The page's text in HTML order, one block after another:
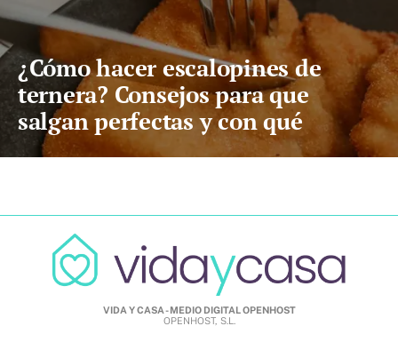
¿Cómo hacer escalopines de
ternera? Consejos para que
salgan perfectas y con qué
acompañarlos
VIDA Y CASA - MEDIO DIGITAL OPENHOST
OPENHOST, S.L.